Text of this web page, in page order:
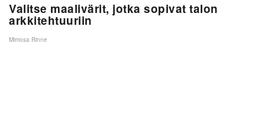
Valitse maalivärit, jotka sopivat talon
arkkitehtuuriin
Mimosa Rinne